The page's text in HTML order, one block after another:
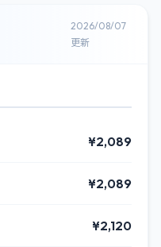
2026/08/07
更新
¥2,089
¥2,089
¥2,120